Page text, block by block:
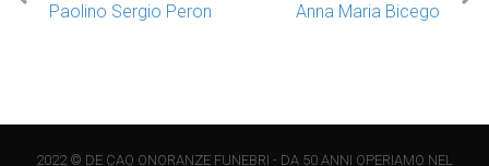
Paolino Sergio Peron Anna Maria Bicego
2022 © DE CAO ONORANZE FUNEBRI - DA 50 ANNI OPERIAMO NEL